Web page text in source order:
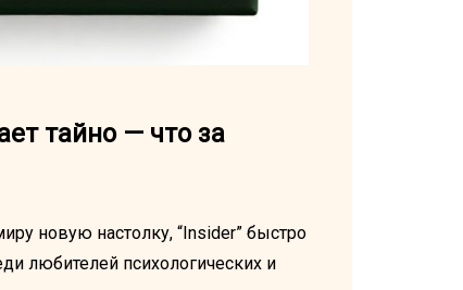
тайно — что за
новую настолку, “Insider” быстро
любителей психологических и